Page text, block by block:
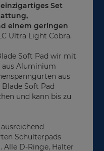
Set
einem geringen
Ultra Light Cobra.
Soft Pad wir mit
aus Aluminium
aus
Soft Pad
und kann bis zu
Schulterpads
Alle D-Ringe, Halter